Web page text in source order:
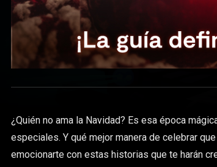
¿Quién no ama la Navidad? Es esa época
especiales. Y qué mejor manera de celebrar
emocionarte con estas historias que te harán